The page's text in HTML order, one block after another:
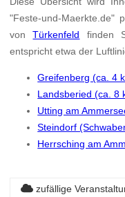
"Feste-und-Maerkte.de"
vonTürkenfeld finden
entspricht etwa der
Greifenberg (ca. 4
Landsberied (ca. 8
Utting am
Steindorf
Herrsching am
zufällige